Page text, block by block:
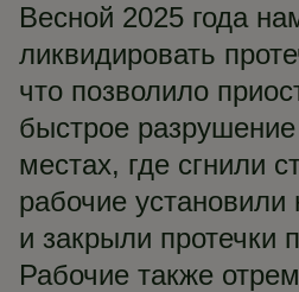
Весной 2025 года
ликвидировать
что позволило
быстрое
местах, где сгнили
рабочие
и закрыли протечки
Рабочие также